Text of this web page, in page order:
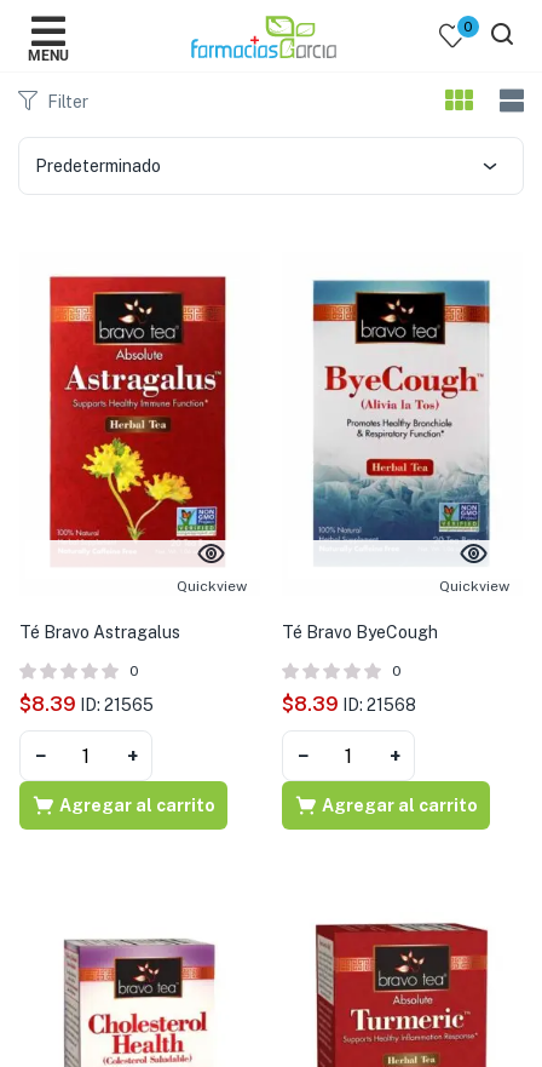
y Belleza )
MENU
0
Filter
Predeterminado
Quickview
Té Bravo Astragalus
0
$8.39 ID: 21565
− +
Agregar al carrito
Quickview
Té Bravo ByeCough
0
$8.39 ID: 21568
− +
Agregar al carrito